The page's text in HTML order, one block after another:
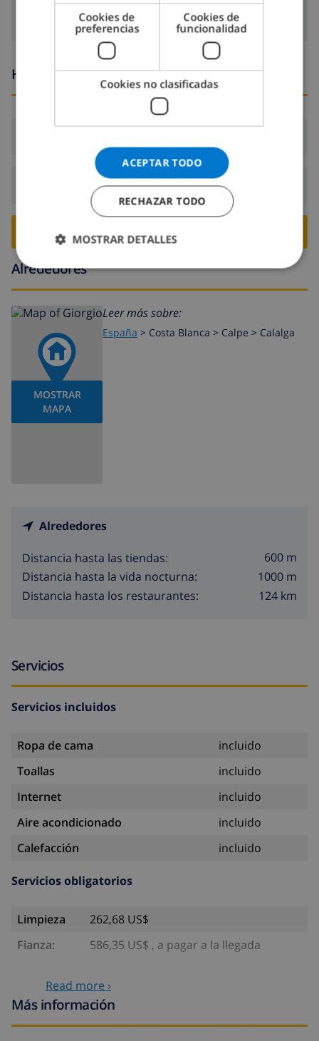
Horario de llegada y salida
Salida:Antes de: 10:00
RESERVE ESTE CHALÉ ›
Alrededores
MOSTRAR
MAPA
Leer más sobre:
España > Costa Blanca > Calpe > Calalga
Alrededores
Distancia hasta las tiendas:
600 m
Distancia hasta la vida nocturna:
1000 m
Distancia hasta los restaurantes:
124 km
Servicios
Servicios incluidos
Ropa de cama
incluido
Toallas
incluido
Internet
incluido
Aire acondicionado
incluido
Calefacción
incluido
Servicios obligatorios
Limpieza
262,68 US$
Fianza:
586,35 US$ , a pagar a la llegada
Servicios opcionales
Read more ›
Más información
Cookies de
preferencias
Cookies de
funcionalidad
Cookies no clasificadas
ACEPTAR TODO
RECHAZAR TODO
MOSTRAR DETALLES